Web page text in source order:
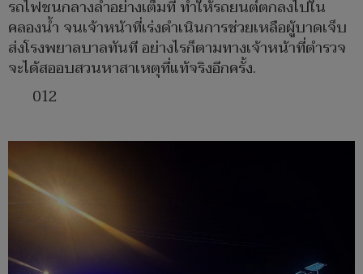
รถไฟชนกลางลำอย่างเต็มที่ ทำให้รถยนต์ตกลงไปใน
คลองน้ำ จนเจ้าหน้าที่เร่งดำเนินการช่วยเหลือผู้บาดเจ็บ
ส่งโรงพยาลบาลทันที อย่างไรก็ตามทางเจ้าหน้าที่ตำรวจ
จะได้สออบสวนหาสาเหตุที่แท้จริงอีกครั้ง.
012